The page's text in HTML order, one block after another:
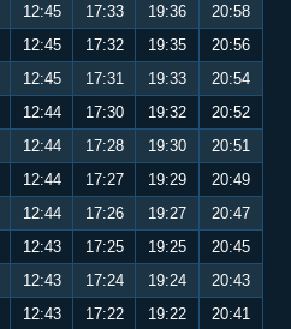
12:45 17:33 19:36
20:58
12:45 17:32 19:35
20:56
12:45 17:31 19:33
20:54
12:44 17:30 19:32
20:52
12:44 17:28 19:30
20:51
12:44 17:27 19:29
20:49
12:44 17:26 19:27
20:47
12:43 17:25 19:25
20:45
12:43 17:24 19:24
20:43
12:43 17:22 19:22
20:41